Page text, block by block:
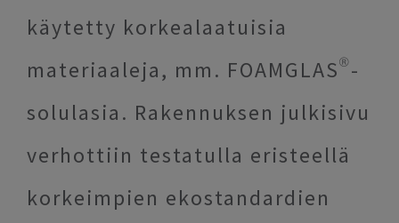
käytetty korkealaatuisia
materiaaleja, mm. FOAMGLAS®-
solulasia. Rakennuksen julkisivu
verhottiin testatulla eristeellä
korkeimpien ekostandardien